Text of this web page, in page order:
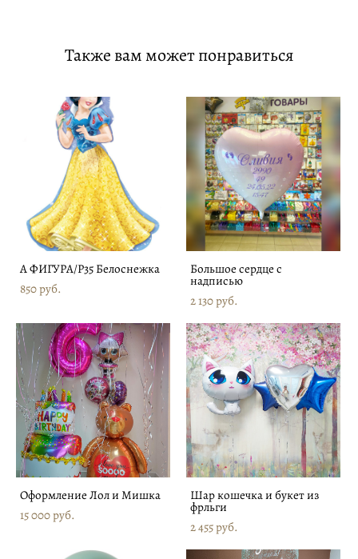
Также вам может понравиться
А ФИГУРА/P35 Белоснежка
850 pуб.
Большое сердце с
надписью
2 130 pуб.
Оформление Лол и Мишка
15 000 pуб.
Шар кошечка и букет из
фрльги
2 455 pуб.